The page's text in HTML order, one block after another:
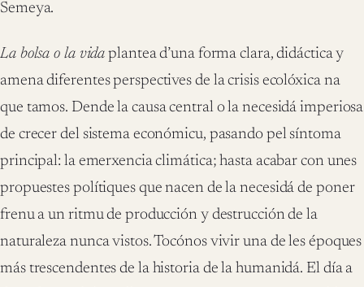
Semeya.
La bolsa o la vida plantea d’una forma clara, didáctica y
amena diferentes perspectives de la crisis ecolóxica na
que tamos. Dende la causa central o la necesidá imperiosa
de crecer del sistema económicu, pasando pel síntoma
principal: la emerxencia climática; hasta acabar con unes
propuestes polítiques que nacen de la necesidá de poner
frenu a un ritmu de producción y destrucción de la
naturaleza nunca vistos. Tocónos vivir una de les époques
más trescendentes de la historia de la humanidá. El día a